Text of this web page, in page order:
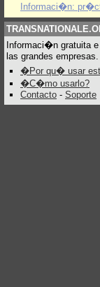
Informaci�n:
Informaci�n gratuita
las grandes empresas.
�Por qu� usar
�C�mo usarlo?
Contacto - Soporte